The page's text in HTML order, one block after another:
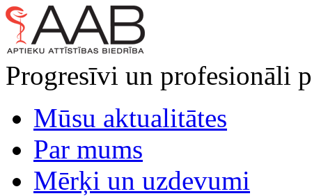
Progresīvi un profesionāli
Mūsu aktualitātes
Par mums
Mērķi un uzdevumi